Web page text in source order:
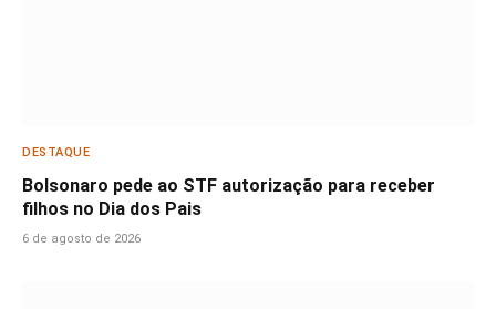
DESTAQUE
Bolsonaro pede ao STF autorização para receber
filhos no Dia dos Pais
6 de agosto de 2026